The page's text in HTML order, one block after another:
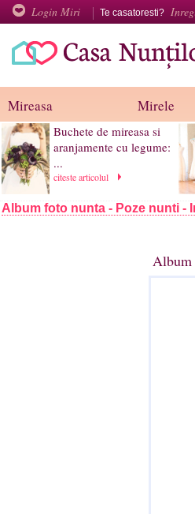
Login Miri Te casatoresti?
Mireasa Mirele
Buchete de mireasa si
aranjamente cu legume:
...
citeste articolul
Album foto nunta - Poze nunti -